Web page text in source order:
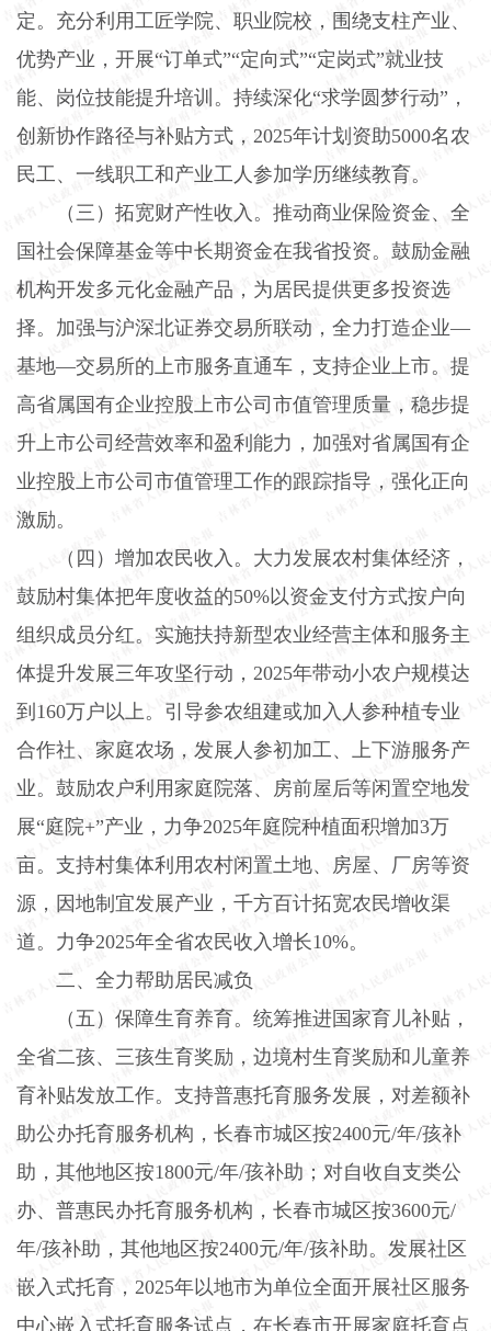
定。充分利用工匠学院、职业院校，围绕支柱产业、
优势产业，开展“订单式”“定向式”“定岗式”就业技
能、岗位技能提升培训。持续深化“求学圆梦行动”，
创新协作路径与补贴方式， 2025年计划资助5000名农
民工、一线职工和产业工人参加学历继续教育。
（三）拓宽财产性收入。 推动商业保险资金、全
国社会保障基金等中长期资金在我省投资。鼓励金融
机构开发多元化金融产品，为居民提供更多投资选
择。加强与沪深北证券交易所联动，全力打造企业—
基地—交易所的上市服务直通车，支持企业上市。提
高省属国有企业控股上市公司市值管理质量，稳步提
升上市公司经营效率和盈利能力，加强对省属国有企
业控股上市公司市值管理工作的跟踪指导，强化正向
激励。
（四）增加农民收入。 大力发展农村集体经济，
鼓励村集体把年度收益的50%以资金支付方式按户向
组织成员分红。实施扶持新型农业经营主体和服务主
体提升发展三年攻坚行动， 2025年带动小农户规模达
到 160万户以上。引导参农组建或加入人参种植专业
合作社、家庭农场，发展人参初加工、上下游服务产
业。鼓励农户利用家庭院落、房前屋后等闲置空地发
展“庭院+”产业，力争2025年庭院种植面积增加3万
亩。支持村集体利用农村闲置土地、房屋、厂房等资
源，因地制宜发展产业，千方百计拓宽农民增收渠
道。力争2025年全省农民收入增长10%。
二、全力帮助居民减负
（五）保障生育养育。 统筹推进国家育儿补贴，
全省二孩、三孩生育奖励，边境村生育奖励和儿童养
育补贴发放工作。支持普惠托育服务发展，对差额补
助公办托育服务机构，长春市城区按2400元/年/孩补
助，其他地区按1800元/年/孩补助；对自收自支类公
办、普惠民办托育服务机构，长春市城区按3600元/
年/孩补助，其他地区按2400元/年/孩补助。发展社区
嵌入式托育， 2025年以地市为单位全面开展社区服务
中心嵌入式托育服务试点，在长春市开展家庭托育点